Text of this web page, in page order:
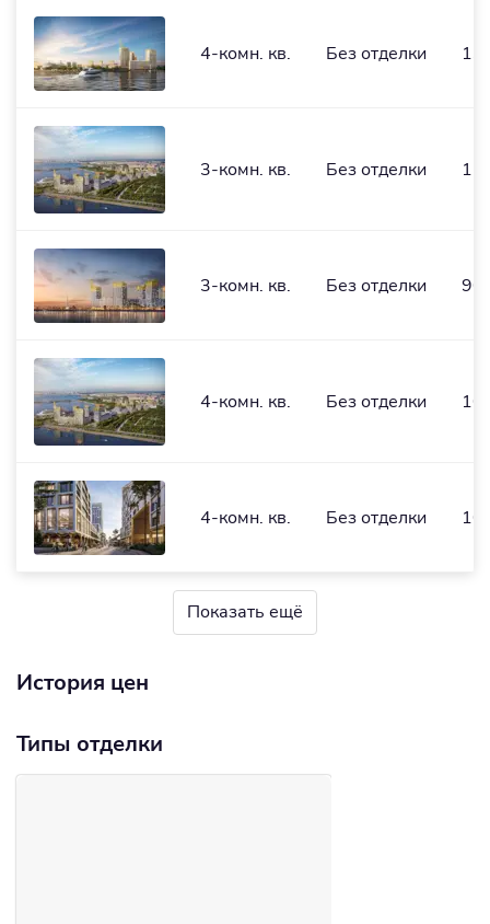
4-комн. кв. Без отделки
3-комн. кв. Без отделки
3-комн. кв. Без отделки
4-комн. кв. Без отделки
4-комн. кв. Без отделки
Показать ещё
История цен
Типы отделки